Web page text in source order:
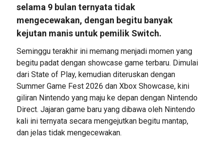
selama 9 bulan ternyata tidak
mengecewakan, dengan begitu banyak
kejutan manis untuk pemilik Switch.
Seminggu terakhir ini memang menjadi momen yang
begitu padat dengan showcase game terbaru. Dimulai
dari State of Play, kemudian diteruskan dengan
Summer Game Fest 2026 dan Xbox Showcase, kini
giliran Nintendo yang maju ke depan dengan Nintendo
Direct. Jajaran game baru yang dibawa oleh Nintendo
kali ini ternyata secara mengejutkan begitu mantap,
dan jelas tidak mengecewakan.